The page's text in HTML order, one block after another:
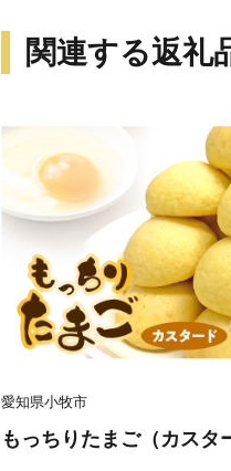
関連する返礼
愛知県小牧市
もっちりたまご（カスタ